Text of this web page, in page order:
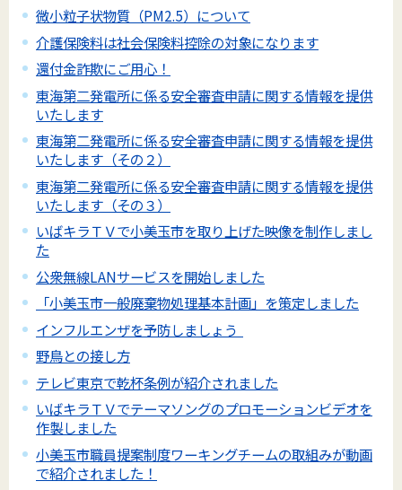
微小粒子状物質（PM2.5）について
介護保険料は社会保険料控除の対象になります
還付金詐欺にご用心！
東海第二発電所に係る安全審査申請に関する情報を提供
いたします
東海第二発電所に係る安全審査申請に関する情報を提供
いたします（その２）
東海第二発電所に係る安全審査申請に関する情報を提供
いたします（その３）
いばキラＴＶで小美玉市を取り上げた映像を制作しまし
た
公衆無線LANサービスを開始しました
「小美玉市一般廃棄物処理基本計画」を策定しました
インフルエンザを予防しましょう
野鳥との接し方
テレビ東京で乾杯条例が紹介されました
いばキラＴＶでテーマソングのプロモーションビデオを
作製しました
小美玉市職員提案制度ワーキングチームの取組みが動画
で紹介されました！